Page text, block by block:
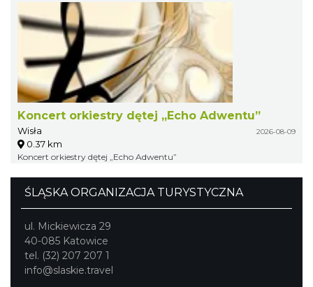
Koncert orkiestry dętej „Echo Adwentu”
Wisła 2026-08-09
0.37 km
Koncert orkiestry dętej „Echo Adwentu”
ŚLĄSKA ORGANIZACJA TURYSTYCZNA
ul. Mickiewicza 29
40-085 Katowice
tel. (32) 207 207 1
info@slaskie.travel